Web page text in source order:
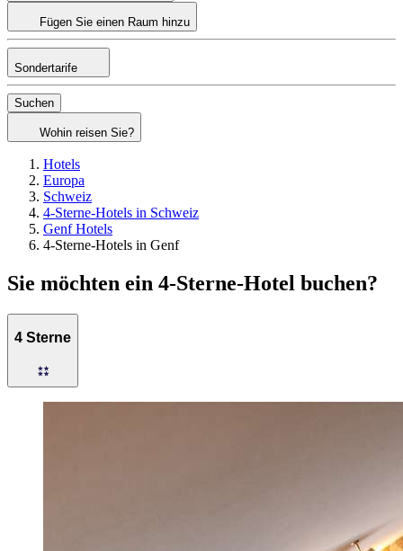
Fügen Sie einen Raum hinzu
Sondertarife
Suchen
Wohin reisen Sie?
Hotels
Europa
Schweiz
4-Sterne-Hotels in Schweiz
Genf Hotels
4-Sterne-Hotels in Genf
Sie möchten ein 4-Sterne-Hotel buchen?
4 Sterne